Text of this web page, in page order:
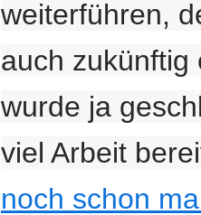
weiterführen,
auch zukünftig
wurde ja
viel Arbeit
noch schon